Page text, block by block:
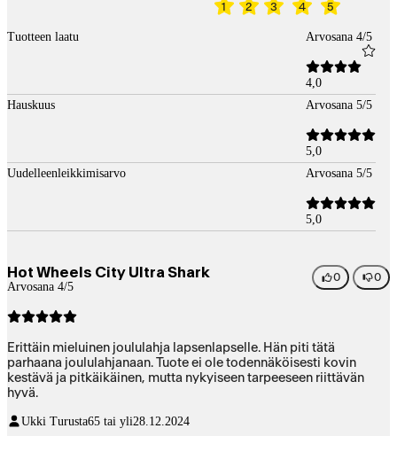
1 2 3 4 5
Tuotteen laatu Arvosana 4/5
4,0
Hauskuus
Arvosana 5/5
5,0
Uudelleenleikkimisarvo
Arvosana 5/5
5,0
Hot Wheels City Ultra Shark
Arvosana 4/5
0 0
Erittäin mieluinen joululahja lapsenlapselle. Hän piti tätä
parhaana joululahjanaan. Tuote ei ole todennäköisesti kovin
kestävä ja pitkäikäinen, mutta nykyiseen tarpeeseen riittävän
hyvä.
Ukki Turusta65 tai yli28.12.2024